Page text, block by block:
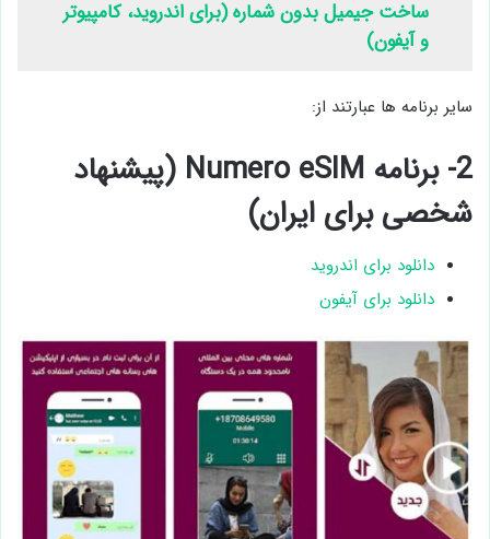
ساخت جیمیل بدون شماره (برای اندروید، کامپیوتر
و آیفون)
سایر برنامه ها عبارتند از:
2- برنامه Numero eSIM (پیشنهاد
شخصی برای ایران)
دانلود برای اندروید
دانلود برای آیفون